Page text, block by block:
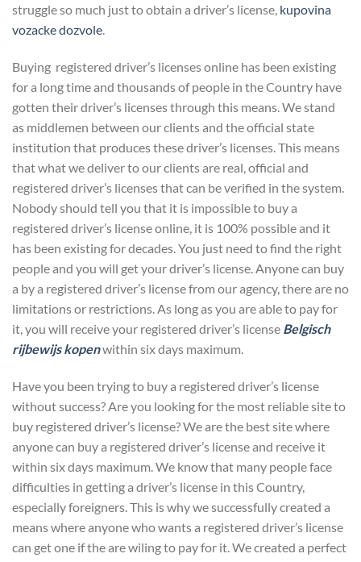
struggle so much just to obtain a driver’s license, kupovina
vozacke dozvole.
Buying registered driver’s licenses online has been existing
for a long time and thousands of people in the Country have
gotten their driver’s licenses through this means. We stand
as middlemen between our clients and the official state
institution that produces these driver’s licenses. This means
that what we deliver to our clients are real, official and
registered driver’s licenses that can be verified in the system.
Nobody should tell you that it is impossible to buy a
registered driver’s license online, it is 100% possible and it
has been existing for decades. You just need to find the right
people and you will get your driver’s license. Anyone can buy
a by a registered driver’s license from our agency, there are no
limitations or restrictions. As long as you are able to pay for
it, you will receive your registered driver’s license Belgisch
rijbewijs kopenwithin six days maximum.
Have you been trying to buy a registered driver’s license
without success? Are you looking for the most reliable site to
buy registered driver’s license? We are the best site where
anyone can buy a registered driver’s license and receive it
within six days maximum. We know that many people face
difficulties in getting a driver’s license in this Country,
especially foreigners. This is why we successfully created a
means where anyone who wants a registered driver’s license
can get one if the are wiling to pay for it. We created a perfect